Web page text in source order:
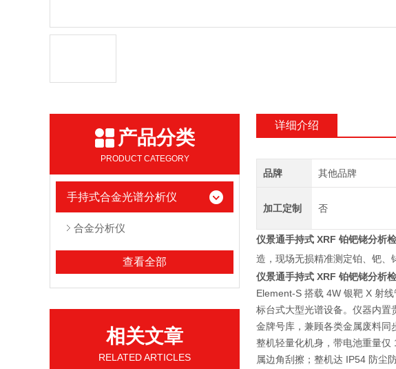
产品分类
PRODUCT CATEGORY
手持式合金光谱分析仪
合金分析仪
查看全部
相关文章
RELATED ARTICLES
详细介绍
品牌 其他品牌
加工定制 否
仪景通手持式 XRF 铂钯铑分析
造，现场无损精准测定铂、钯、
仪景通手持式 XRF 铂钯铑分析
Element-S 搭载 4W 银靶 X 射
标台式大型光谱设备。仪器内置
金牌号库，兼顾各类金属废料同
整机轻量化机身，带电池重量
属边角刮擦；整机达 IP54 防尘